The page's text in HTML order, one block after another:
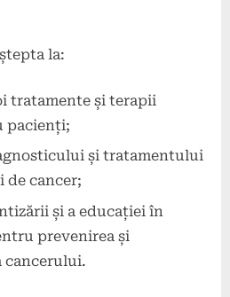
la:
tratamente și terapii
pacienți;
și tratamentului
cancer;
și a educației în
prevenirea și
cancerului.